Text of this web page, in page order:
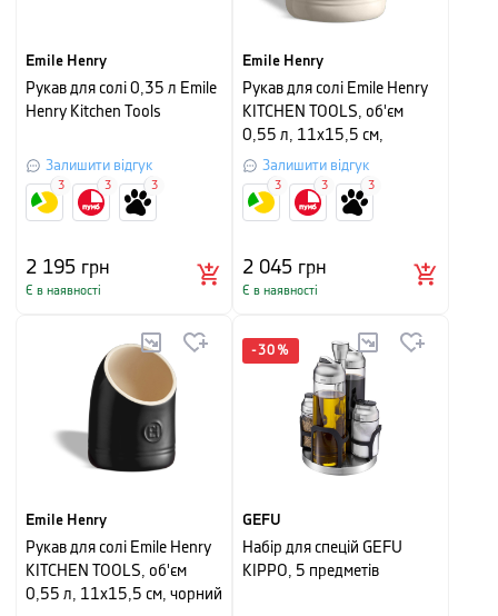
Emile Henry
Рукав для солі 0,35 л Emile
Henry Kitchen Tools
Залишити відгук
2 195 грн
Є в наявності
3 3 3
Emile Henry
Рукав для солі Emile Henry
KITCHEN TOOLS, об'єм
0,55 л, 11х15,5 см,
кремовий
Залишити відгук
2 045 грн
Є в наявності
3 3 3
Emile Henry
Рукав для солі Emile Henry
KITCHEN TOOLS, об'єм
0,55 л, 11х15,5 см, чорний
-30 %
GEFU
Набір для спецій GEFU
KIPPO, 5 предметів